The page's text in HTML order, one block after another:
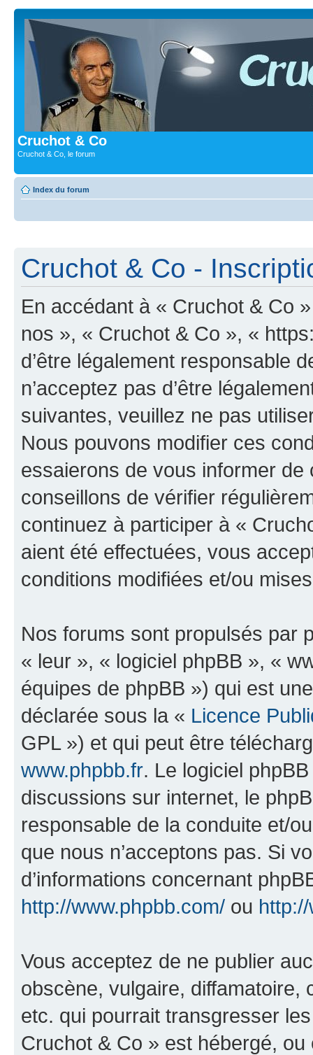
Cruchot & Co
Cruchot & Co, le forum
Index du forum
Cruchot & Co -
En accédant à « Cruchot & Co
nos », « Cruchot & Co », «
d’être légalement responsable
n’acceptez pas d’être
suivantes, veuillez ne pas
Nous pouvons modifier ces
essaierons de vous informer
conseillons de vérifier
continuez à participer à «
aient été effectuées, vous
conditions modifiées et/ou
Nos forums sont propulsés par
« leur », « logiciel phpBB », «
équipes de phpBB ») qui est
déclarée sous la « Licence
GPL ») et qui peut être
www.phpbb.fr. Le logiciel
discussions sur internet, le
responsable de la conduite et/
que nous n’acceptons pas. Si
d’informations concernant
http://www.phpbb.com/ ou
Vous acceptez de ne publier
obscène, vulgaire, diffamatoire,
etc. qui pourrait transgresser
Cruchot & Co » est hébergé,